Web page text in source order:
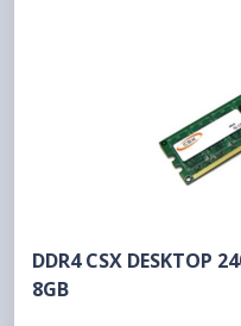
DDR4 CSX DESKTOP
8GB